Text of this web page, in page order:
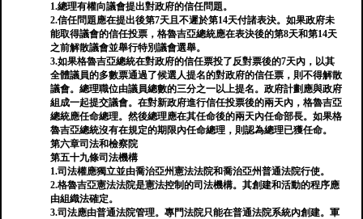
1.總理有權向議會提出對政府的信任問題。
2.信任問題應在提出後第7天且不遲於第14天付諸表決。如果政府未
能取得議會的信任投票，格魯吉亞總統應在表決後的第8天和第14天
之前解散議會並舉行特別議會選舉。
3.如果格魯吉亞總統在對政府的信任票投了反對票後的7天內，以其
全體議員的多數票通過了候選人提名的對政府的信任票，則不得解散
議會。總理職位由議員總數的三分之一以上提名。政府計劃應與政府
組成一起提交議會。在對新政府進行信任投票後的兩天內，格魯吉亞
總統應任命總理。然後總理應在其任命後的兩天內任命部長。如果格
魯吉亞總統沒有在規定的期限內任命總理，則認為總理已獲任命。
第六章司法和檢察院
第五十九條司法機構
1.司法權應獨立並由喬治亞州憲法法院和喬治亞州普通法院行使。
2.格魯吉亞憲法法院是憲法控制的司法機構。其創建和活動的程序應
由組織法確定。
3.司法應由普通法院管理。專門法院只能在普通法院系統內創建。軍